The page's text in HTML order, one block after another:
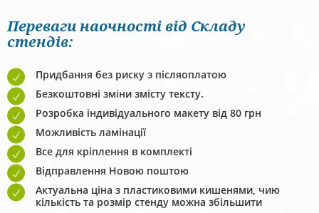
Переваги наочності від Складу
стендів:
Придбання без риску з післяоплатою
Безкоштовні зміни змісту тексту.
Розробка індивідуального макету від 80 грн
Можливість ламінації
Все для кріплення в комплекті
Відправлення Новою поштою
Актуальна ціна з пластиковими кишенями, чию
кількість та розмір стенду можна збільшити